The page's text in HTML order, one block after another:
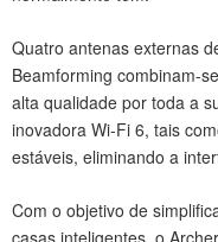
Quatro antenas externas
Beamforming combinam-
alta qualidade por toda a
inovadora Wi-Fi 6, tais
estáveis, eliminando a
Com o objetivo de
casas inteligentes, o